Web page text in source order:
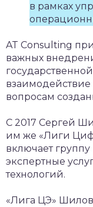
в рамках
AT Consulting
важных
вопросам
С 2017 Сергей
им же «Лиги
включает
экспертные
технологий.
«Лига ЦЭ»